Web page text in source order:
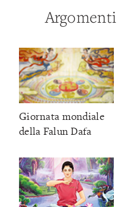
Giornata mondiale
della Falun Dafa